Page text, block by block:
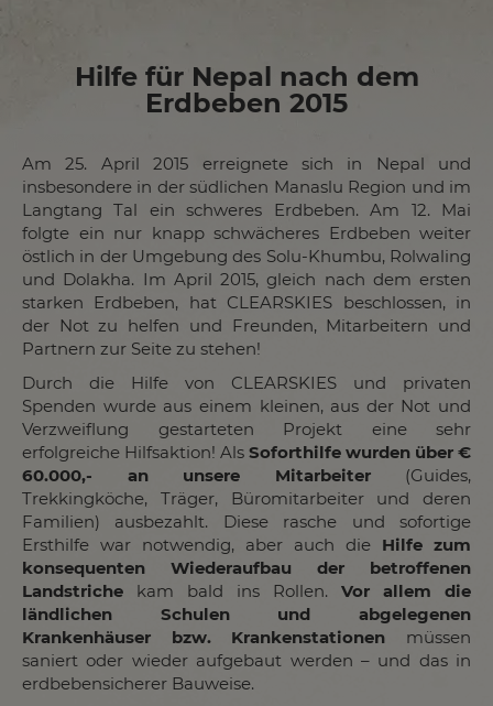
Hilfe für Nepal nach dem
Erdbeben 2015
Am 25. April 2015 erreignete sich in Nepal und
insbesondere in der südlichen Manaslu Region und im
Langtang Tal ein schweres Erdbeben. Am 12. Mai
folgte ein nur knapp schwächeres Erdbeben weiter
östlich in der Umgebung des Solu-Khumbu, Rolwaling
und Dolakha. Im April 2015, gleich nach dem ersten
starken Erdbeben, hat CLEARSKIES beschlossen, in
der Not zu helfen und Freunden, Mitarbeitern und
Partnern zur Seite zu stehen!
Durch die Hilfe von CLEARSKIES und privaten
Spenden wurde aus einem kleinen, aus der Not und
Verzweiflung gestarteten Projekt eine sehr
erfolgreiche Hilfsaktion! Als Soforthilfe wurden über €
60.000,- an unsere Mitarbeiter (Guides,
Trekkingköche, Träger, Büromitarbeiter und deren
Familien) ausbezahlt. Diese rasche und sofortige
Ersthilfe war notwendig, aber auch die Hilfe zum
konsequenten Wiederaufbau der betroffenen
Landstriche kam bald ins Rollen. Vor allem die
ländlichen Schulen und abgelegenen
Krankenhäuser bzw. Krankenstationen müssen
saniert oder wieder aufgebaut werden – und das in
erdbebensicherer Bauweise.